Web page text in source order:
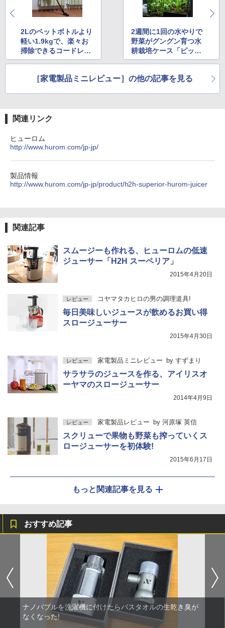
2Lのペットボトルより
軽い1.9kgで、楽々お
掃除できるコードレス
スティッククリーナー
2週間に1回の水やりで
野菜がグングン育つ水
耕栽培ケース「ピッコ
ラ」
［家電製品ミニレビュー］の他の記事を見る
関連リンク
ヒューロム
http://www.hurom.com/jp-jp/
製品情報
http://www.hurom.com/jp-jp/product/h2h-superior-hurom-juicer
関連記事
スムージーも作れる、ヒューロムの低速
ジューサー「H2H スーペリア」
2015年4月20日
レビュー コヤマタカヒロの男の調理道具!
毎日美味しいジュースが飲めるお買い得
スロージューサー
2015年4月30日
レビュー 家電製品ミニレビュー by すずまり
サラサラのジュースを作る、アイリスオ
ーヤマのスロージューサー
2014年4月9日
レビュー 家電製品レビュー by 河原塚 英信
スクリューで果物も野菜も搾っていくス
ロージューサーを初体験!
2015年6月17日
もっと関連記事を見る
おすすめ記事
ナノバブルを洗濯機に付けたらバスタオルの生乾き臭が
なくなった!